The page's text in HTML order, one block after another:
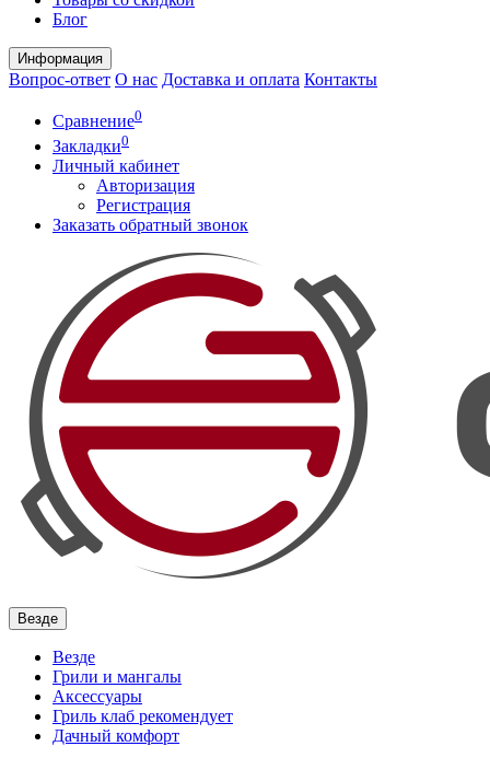
Блог
Информация
Вопрос-ответ О нас Доставка и оплата Контакты
Сравнение0
Закладки0
Личный кабинет
Авторизация
Регистрация
Заказать обратный звонок
Везде
Везде
Грили и мангалы
Аксессуары
Гриль клаб рекомендует
Дачный комфорт